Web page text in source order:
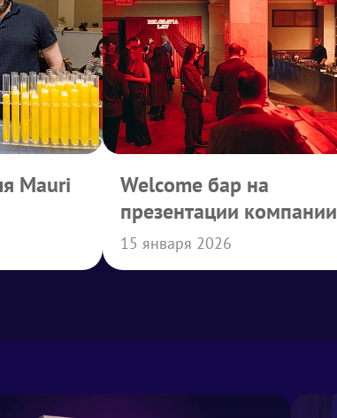
Mauri
Welcome бар на
презентации компании
Belgravia Law
15 января 2026